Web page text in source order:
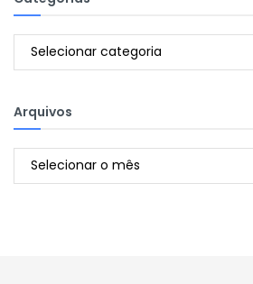
Categorias
Arquivos
Arquivos